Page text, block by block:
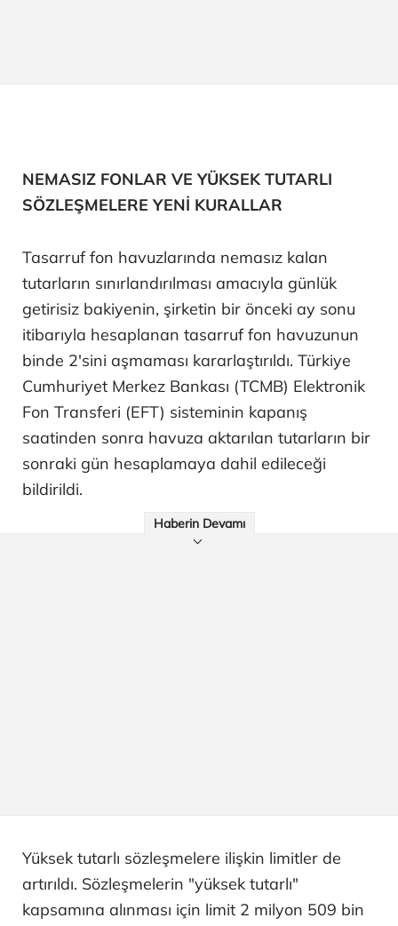
NEMASIZ FONLAR VE YÜKSEK TUTARLI
SÖZLEŞMELERE YENİ KURALLAR
Tasarruf fon havuzlarında nemasız kalan
tutarların sınırlandırılması amacıyla günlük
getirisiz bakiyenin, şirketin bir önceki ay sonu
itibarıyla hesaplanan tasarruf fon havuzunun
binde 2'sini aşmaması kararlaştırıldı. Türkiye
Cumhuriyet Merkez Bankası (TCMB) Elektronik
Fon Transferi (EFT) sisteminin kapanış
saatinden sonra havuza aktarılan tutarların bir
sonraki gün hesaplamaya dahil edileceği
bildirildi.
Haberin Devamı
Yüksek tutarlı sözleşmelere ilişkin limitler de
artırıldı. Sözleşmelerin "yüksek tutarlı"
kapsamına alınması için limit 2 milyon 509 bin